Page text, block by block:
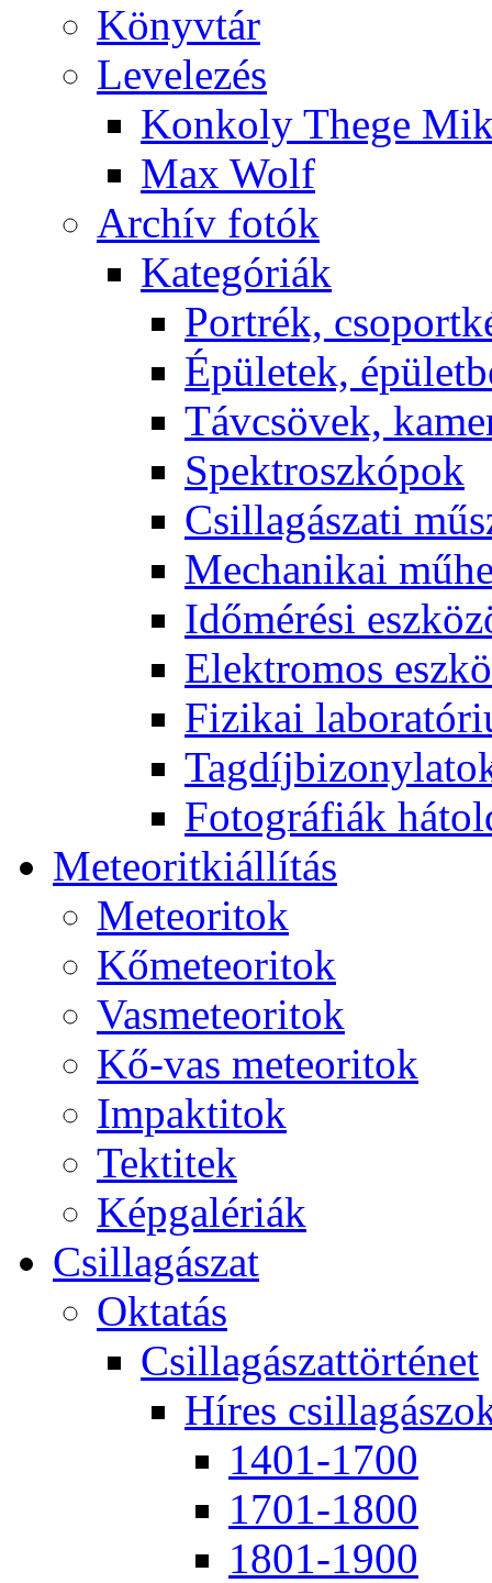
Könyv­tár
Le­ve­le­zés
Kon­koly The­ge
Max Wolf
Ar­chív fo­tók
Ka­te­gó­ri­ák
Port­rék,
Épü­le­tek,
Táv­csö­vek,
Spekt­rosz­kó­pok
Csil­la­gá­sza­ti
Me­cha­ni­kai
Idő­mé­ré­si
Elekt­ro­mos
Fi­zi­kai
Fo­tog­rá­fi­ák
Me­te­o­rit­ki­ál­lí­tás
Me­te­o­ri­tok
Kő­me­te­o­ri­tok
Vas­me­te­o­ri­tok
Kő-vas me­te­o­ri­tok
Imp­ak­ti­tok
Tek­ti­tek
Kép­ga­lé­ri­ák
Csil­la­gá­szat
Ok­ta­tás
Csil­la­gá­szat­tör­té­net
Hí­res
1401-1700
1701-1800
1801-1900